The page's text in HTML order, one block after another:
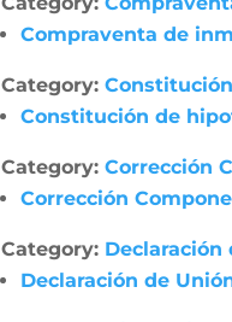
Compraventa de
Category:
Constitución de
Category:Corrección
Corrección
Category: Declaración
Declaración de